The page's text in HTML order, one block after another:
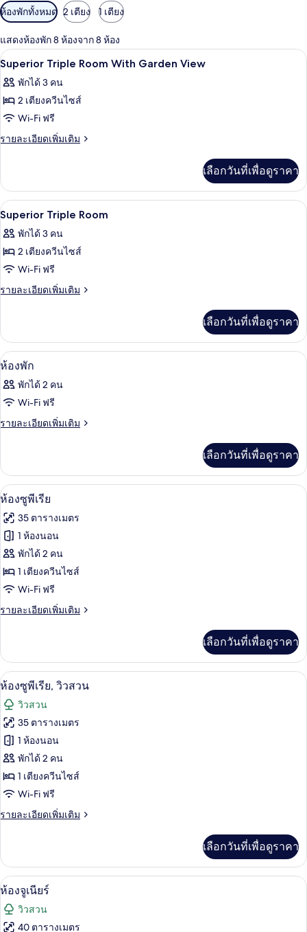
ตัว
กรอง
ที่
มี
ให้
สำหรับ
ห้อง
ห้องพักทั้งหมด 2 เตียง 1 เตียง
แสดงห้องพัก 8 ห้องจาก 8 ห้อง
เปิด
ภาพถ่าย
ทั้งหมด
ของ
Superior
With
Garden
View
เครื่องนอนระดับพรีเมียม, เตียงพร้อม
4
Superior Triple Room With Garden View
พักได้ 3 คน
2 เตียงควีนไซส์
Wi-Fi ฟรี
รายละเอียดเพิ่มเติม
ราย
เกี่ยว
กับ
Superior
Triple
Room
With
View
เลือกวันที่เพื่อดูราคา
เปิด
ภาพถ่าย
ทั้งหมด
ของ
Superior
เครื่องนอนระดับพรีเมียม, เตียงพร้อม
5
Superior Triple Room
พักได้ 3 คน
2 เตียงควีนไซส์
Wi-Fi ฟรี
รายละเอียดเพิ่มเติม
ราย
เกี่ยว
กับ
Superior
Room
เลือกวันที่เพื่อดูราคา
เปิด
ภาพถ่าย
ทั้งหมด
ของ
เครื่องนอนระดับพรีเมียม, เตียงพร้อม
7
ห้องพัก
พักได้ 2 คน
Wi-Fi ฟรี
รายละเอียดเพิ่มเติม
ราย
เกี่ยว
กับ
ห้อง
เลือกวันที่เพื่อดูราคา
เปิด
ภาพถ่าย
ทั้งหมด
ของ
ห้อง
ซู
พี
เครื่องนอนระดับพรีเมียม, เตียงพร้อม
9
ห้องซูพีเรีย
35 ตารางเมตร
1 ห้องนอน
พักได้ 2 คน
1 เตียงควีนไซส์
Wi-Fi ฟรี
รายละเอียดเพิ่มเติม
ราย
เกี่ยว
กับ
ห้อง
พี
เรีย
เลือกวันที่เพื่อดูราคา
เปิด
ภาพถ่าย
ทั้งหมด
ของ
ห้อง
ซู
พี
เรีย,
สวน
เครื่องนอนระดับพรีเมียม, เตียงพร้อม
8
ห้องซูพีเรีย, วิวสวน
วิวสวน
35 ตารางเมตร
1 ห้องนอน
พักได้ 2 คน
1 เตียงควีนไซส์
Wi-Fi ฟรี
รายละเอียดเพิ่มเติม
ราย
เกี่ยว
กับ
ห้อง
พี
เรีย,
เลือกวันที่เพื่อดูราคา
เปิด
ภาพถ่าย
ทั้งหมด
เครื่องนอนระดับพรีเมียม, เตียงพร้อม
7
ห้องจูเนียร์
วิวสวน
40 ตารางเมตร